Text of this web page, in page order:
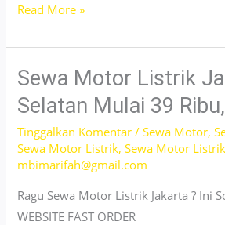
Sewa
Matic
Jakarta
Timur
–
24
Jam,
DP!
Read More »
Sewa Motor Listrik
Selatan Mulai 39
Tinggalkan Komentar /Sewa Motor,
Sewa Motor Listrik,Sewa Motor
mbimarifah@gmail.com
Ragu Sewa Motor Listrik Jakarta ? Ini
WEBSITE FAST ORDER